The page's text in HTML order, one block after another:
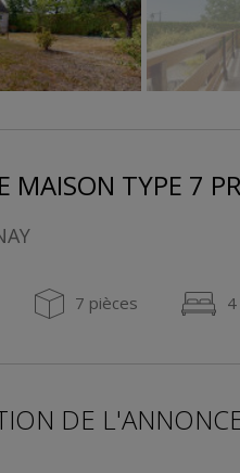
MAISON TYPE 7
7 pièces 4
DE